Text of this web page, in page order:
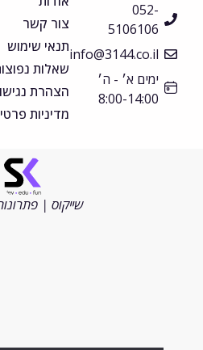
052-
5106106
info@3144.co.il
ימים א׳ - ה׳
8:00-14:00
צור קשר
תנאי שימוש
שאלות נפוצות
הצהרת נגישות
מדיניות פרטיות
שייקוס | פתרונות דיגיטל